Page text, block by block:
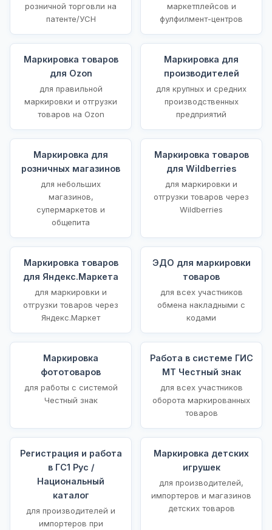
розничной торговли на
патенте/УСН
маркетплейсов и
фулфилмент-центров
Маркировка товаров
для Ozon
для правильной
маркировки и отгрузки
товаров на Ozon
Маркировка для
производителей
для крупных и средних
производственных
предприятий
Маркировка для
розничных магазинов
для небольших
магазинов,
супермаркетов и
общепита
Маркировка товаров
для Wildberries
для маркировки и
отгрузки товаров через
Wildberries
Маркировка товаров
для Яндекс.Маркета
для маркировки и
отгрузки товаров через
Яндекс.Маркет
ЭДО для маркировки
товаров
для всех участников
обмена накладными с
кодами
Маркировка
фототоваров
для работы с системой
Честный знак
Работа в системе ГИС
МТ Честный знак
для всех участников
оборота маркированных
товаров
Регистрация и работа
в ГС1 Рус /
Национальный
каталог
для производителей и
импортеров при
Маркировка детских
игрушек
для производителей,
импортеров и магазинов
детских товаров